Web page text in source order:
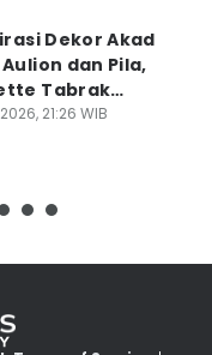
Dekor Akad
dan Pila,
Tabrak
21:26 WIB